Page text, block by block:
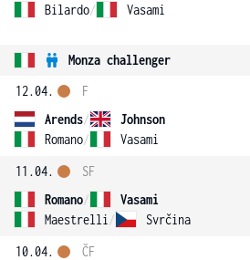
Bilardo/ Vasami
Monza challenger
12.04.
Arends/
Johnson
Romano/ Vasami
F
11.04.
Romano/
Vasami
Maestrelli / Svrčina
SF
10.04.
ČF